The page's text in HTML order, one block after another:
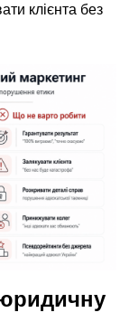
клієнта без